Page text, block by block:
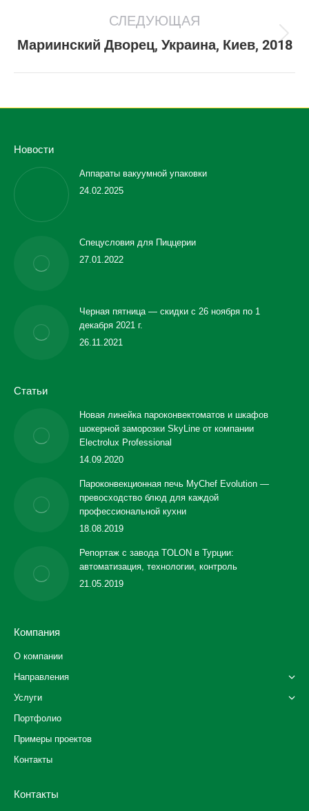
СЛЕДУЮЩАЯ
Next
Мариинский Дворец, Украина, Киев, 2018
Новости
Аппараты вакуумной упаковки
24.02.2025
Спецусловия для Пиццерии
27.01.2022
Черная пятница — скидки с 26 ноября по 1
декабря 2021 г.
26.11.2021
Статьи
Новая линейка пароконвектоматов и шкафов
шокерной заморозки SkyLine от компании
Electrolux Professional
14.09.2020
Пароконвекционная печь MyChef Evolution —
превосходство блюд для каждой
профессиональной кухни
18.08.2019
Репортаж с завода TOLON в Турции:
автоматизация, технологии, контроль
21.05.2019
Компания
О компании
Направления
Услуги
Портфолио
Примеры проектов
Контакты
Контакты